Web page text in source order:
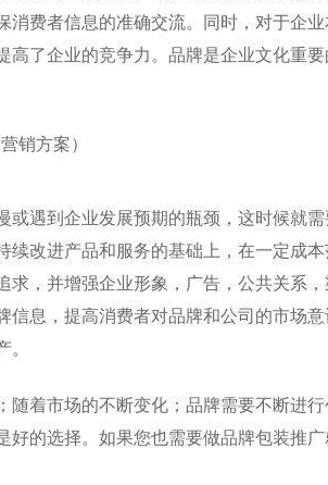
费者信息的准确交流。同时，对于企
了企业的竞争力。品牌是企业文化重
销方案）
遇到企业发展预期的瓶颈，这时候就
续改进产品和服务的基础上，在一定成
，并增强企业形象，广告，公共关系
息，提高消费者对品牌和公司的市场
。
着市场的不断变化；品牌需要不断进
的选择。如果您也需要做品牌包装推